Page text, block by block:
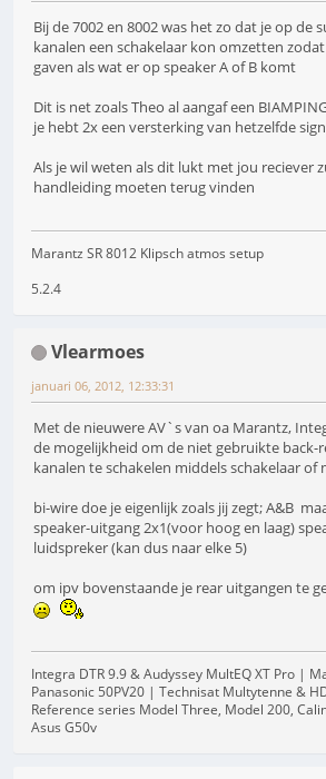
Bij de 7002 en 8002 was het zo dat je op de
kanalen een schakelaar kon omzetten
gaven als wat er op speaker A of B komt
Dit is net zoals Theo al aangaf een
je hebt 2x een versterking van hetzelfde
Als je wil weten als dit lukt met jou reciever
handleiding moeten terug vinden
Marantz SR 8012 Klipsch atmos setup
5.2.4
Vlearmoes
januari 06, 2012, 12:33:31
Met de nieuwere AV`s van oa Marantz,
de mogelijkheid om de niet gebruikte back-
kanalen te schakelen middels schakelaar of
bi-wire doe je eigenlijk zoals jij zegt; A&B
speaker-uitgang 2x1(voor hoog en laag)
luidspreker (kan dus naar elke 5)
om ipv bovenstaande je rear uitgangen te
Integra DTR 9.9 & Audyssey MultEQ XT Pro |
Panasonic 50PV20 | Technisat Multytenne &
Reference series Model Three, Model 200,
Asus G50v